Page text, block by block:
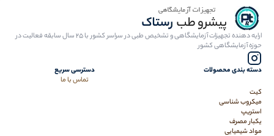
ارایه دهنده تجهیزات آزمایشگاهی و تشخیص طبی در سراسر کشور با 25 سال سابقه فعالیت در
حوزه آزمایشگاهی کشور
دسته بندی محصولات
کیت
میکروب شناسی
استریپ
یکبار مصرف
مواد شیمیایی
دسترسی سریع
تماس با ما